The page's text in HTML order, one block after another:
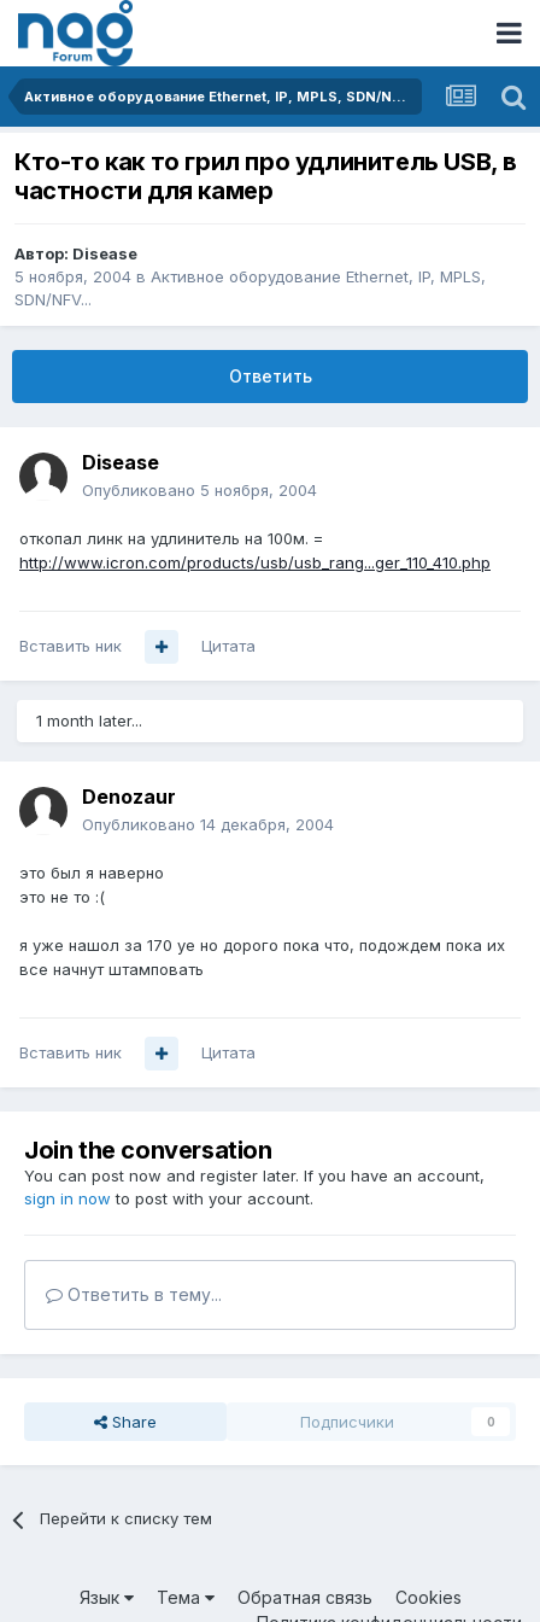
Активное оборудование Ethernet, IP, MPLS, SDN/NFV...
Кто-то как то грил про удлинитель USB, в
частности для камер
Автор: Disease
5 ноября, 2004 в Активное оборудование Ethernet, IP, MPLS,
SDN/NFV...
Ответить
Disease
Опубликовано 5 ноября, 2004
откопал линк на удлинитель на 100м. =
http://www.icron.com/products/usb/usb_rang...ger_110_410.php
Вставить ник Цитата
1 month later...
Denozaur
Опубликовано 14 декабря, 2004
это был я наверно
это не то :(
я уже нашол за 170 уе но дорого пока что, подождем пока их
все начнут штамповать
Вставить ник Цитата
Join the conversation
You can post now and register later. If you have an account,
sign in now to post with your account.
Ответить в тему...
Share Подписчики 0
Перейти к списку тем
Язык Тема Обратная связь
Cookies